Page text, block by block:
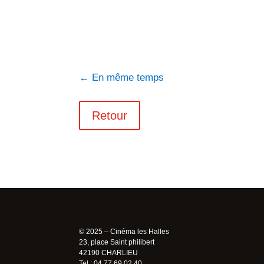
← En même temps
Retour
© 2025 – Cinéma les Halles
23, place Saint philibert
42190 CHARLIEU